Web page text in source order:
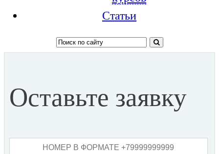
Статьи
Оставьте заявку